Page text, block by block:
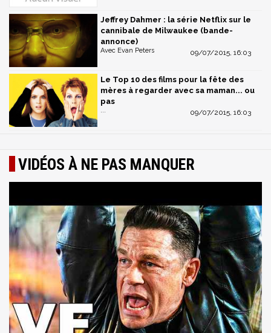
Jeffrey Dahmer : la série Netflix sur le
cannibale de Milwaukee (bande-
annonce)
09/07/2015, 16:03
Avec Evan Peters
Le Top 10 des films pour la fête des
mères à regarder avec sa maman... ou
pas
09/07/2015, 16:03
...
VIDÉOS À NE PAS MANQUER